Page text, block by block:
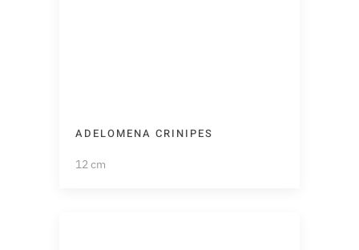
ADELOMENA CRINIPES
12 cm